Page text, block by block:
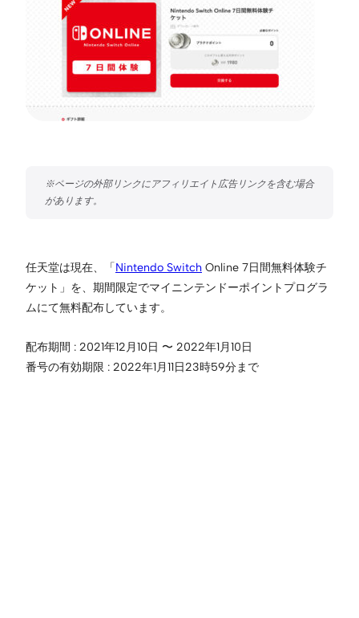
任天堂は現在、「Nintendo Switch Online 7日間無料体験チ
ケット」を、期間限定でマイニンテンドーポイントプログラ
ムにて無料配布しています。
配布期間 : 2021年12月10日 〜 2022年1月10日
番号の有効期限 : 2022年1月11日23時59分まで